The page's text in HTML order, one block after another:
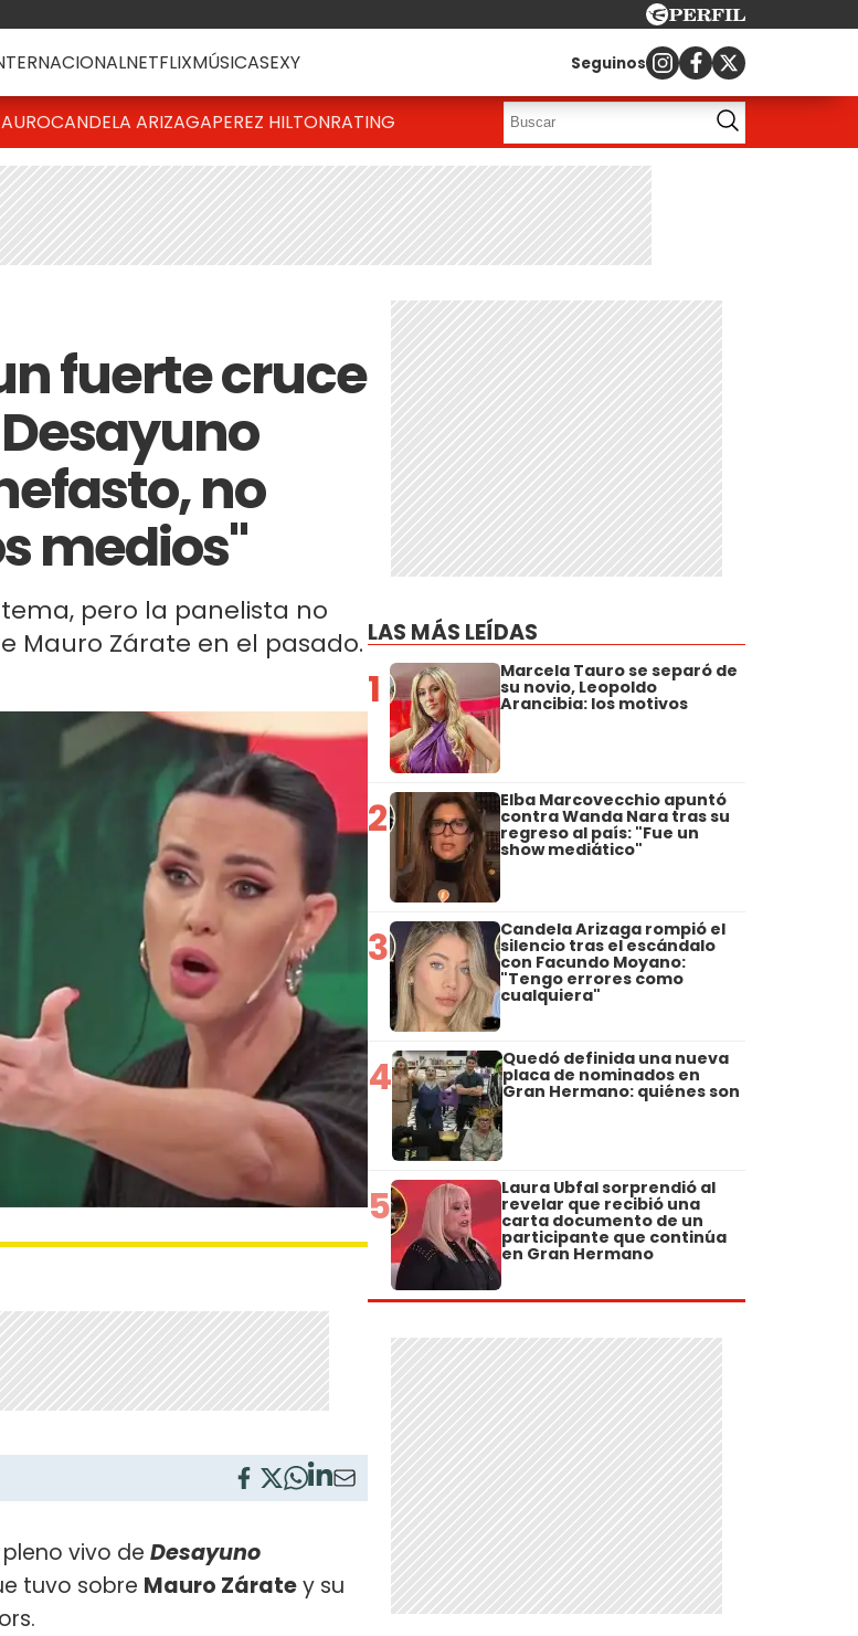
NETFLIXMÚSICASEXY Seguinos
CANDELA ARIZAGAPEREZ HILTONRATING
fuerte cruce
no
medios"
pero la panelista no
Mauro Zárate en el pasado.
vivo de Desayuno
tuvo sobre Mauro Záratey su
LAS MÁS LEÍDAS
1 Marcela Tauro se separó de
su novio, Leopoldo
Arancibia: los motivos
2 Elba Marcovecchio apuntó
contra Wanda Nara tras su
regreso al país: "Fue un
show mediático"
3 Candela Arizaga rompió el
silencio tras el escándalo
con Facundo Moyano:
"Tengo errores como
cualquiera"
4 Quedó definida una nueva
placa de nominados en
Gran Hermano: quiénes son
5 Laura Ubfal sorprendió al
revelar que recibió una
carta documento de un
participante que continúa
en Gran Hermano